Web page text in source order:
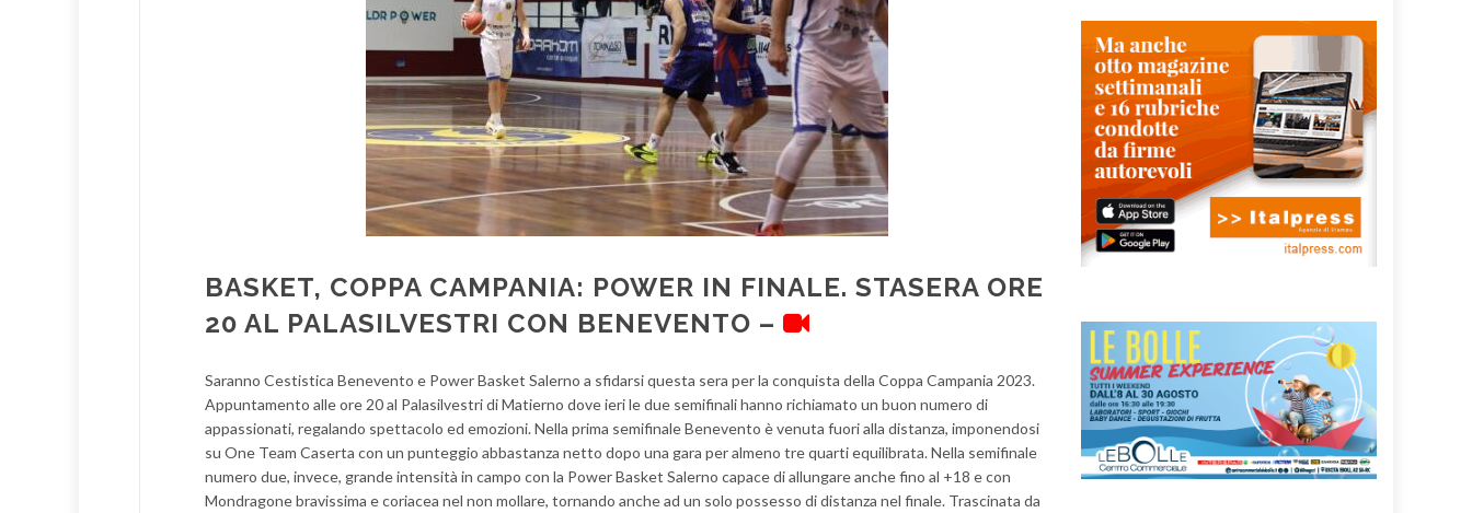
BASKET, COPPA CAMPANIA: POWER IN FINALE. STASERA ORE
20 AL PALASILVESTRI CON BENEVENTO –
Saranno Cestistica Benevento e Power Basket Salerno a sfidarsi questa sera per la conquista della Coppa Campania 2023.
Appuntamento alle ore 20 al Palasilvestri di Matierno dove ieri le due semifinali hanno richiamato un buon numero di
appassionati, regalando spettacolo ed emozioni. Nella prima semifinale Benevento è venuta fuori alla distanza, imponendosi
su One Team Caserta con un punteggio abbastanza netto dopo una gara per almeno tre quarti equilibrata. Nella semifinale
numero due, invece, grande intensità in campo con la Power Basket Salerno capace di allungare anche fino al +18 e con
Mondragone bravissima e coriacea nel non mollare, tornando anche ad un solo possesso di distanza nel finale. Trascinata da